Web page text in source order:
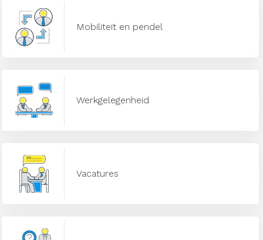
Mobiliteit en pendel
Werkgelegenheid
Vacatures